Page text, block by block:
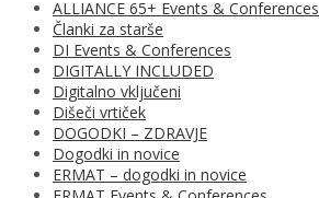
ALLIANCE 65+ Events & Conferences
Članki za starše
DI Events & Conferences
DIGITALLY INCLUDED
Digitalno vključeni
Dišeči vrtiček
DOGODKI – ZDRAVJE
Dogodki in novice
ERMAT – dogodki in novice